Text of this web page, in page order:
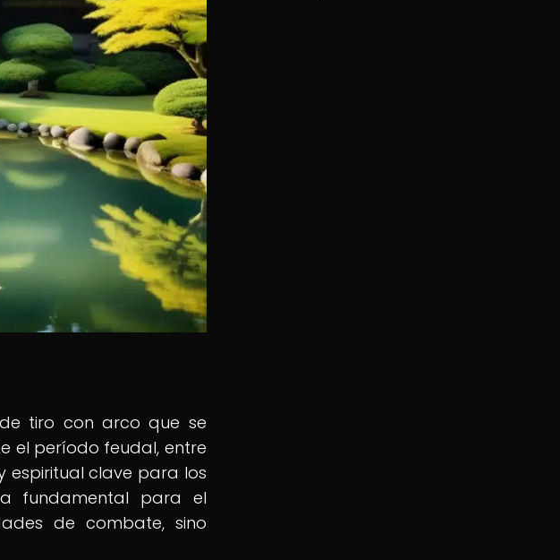
tiro con arco que se
el período feudal, entre
espiritual clave para los
fundamental para el
de combate, sino